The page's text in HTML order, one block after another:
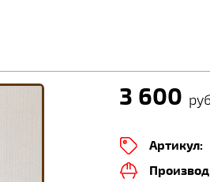
3 600
Артикул: